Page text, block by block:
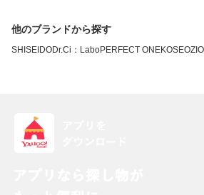
他のブランドから探す
SHISEIDODr.Ci：LaboPERFECT ONEKOSEOZIO